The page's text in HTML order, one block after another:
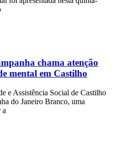
chama atenção
mental em Castilho
e Assistência Social de Castilho
do Janeiro Branco, uma
a